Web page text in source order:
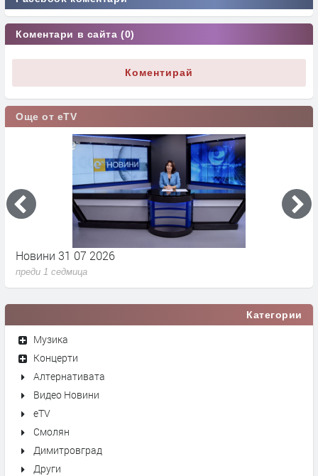
Коментари в сайта (0)
Коментирай
Още от eTV
Новини 31 07 2026
преди 1 седмица
Категории
Музика
Концерти
Алтернативата
Видео Новини
eTV
Смолян
Димитровград
Други